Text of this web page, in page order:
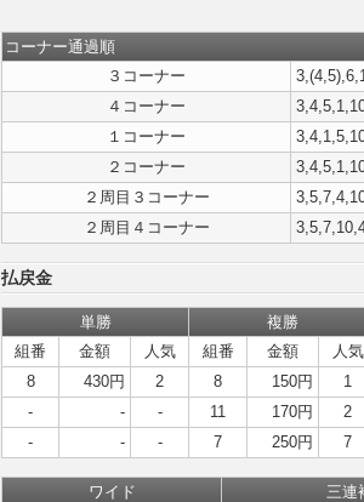
コーナー通過順
３コーナー
４コーナー
１コーナー
２コーナー
２周目３コーナー
２周目４コーナー
払戻金
単勝
複勝
組番
金額 人気 組番 金額
人気
8
430円 2 8 150円
1
-
- - 11 170円
2
-
- - 7 250円 7
ワイド
三連